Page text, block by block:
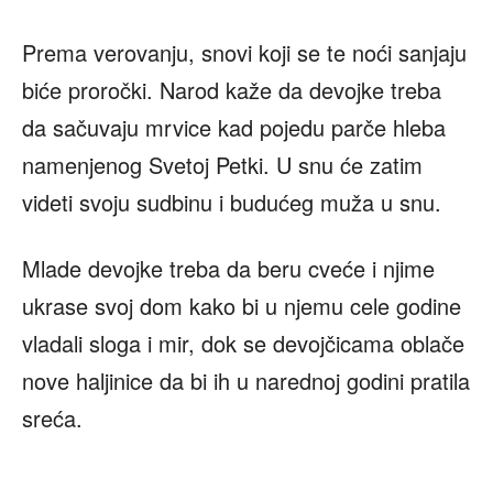
Prema verovanju, snovi koji se te noći sanjaju
biće proročki. Narod kaže da devojke treba
da sačuvaju mrvice kad pojedu parče hleba
namenjenog Svetoj Petki. U snu će zatim
videti svoju sudbinu i budućeg muža u snu.
Mlade devojke treba da beru cveće i njime
ukrase svoj dom kako bi u njemu cele godine
vladali sloga i mir, dok se devojčicama oblače
nove haljinice da bi ih u narednoj godini pratila
sreća.